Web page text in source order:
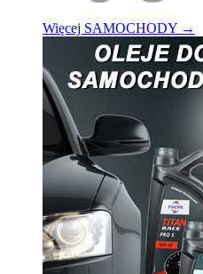
Więcej SAMOCHODY →